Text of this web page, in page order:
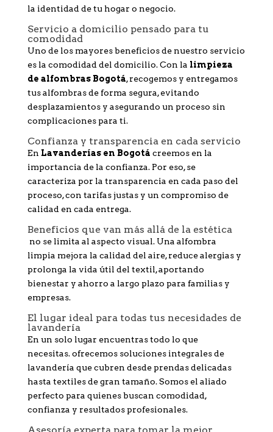
la identidad de tu hogar o negocio.
Servicio a domicilio pensado para tu
comodidad
Uno de los mayores beneficios de nuestro servicio
es la comodidad del domicilio. Con la limpieza
de alfombras Bogotá, recogemos y entregamos
tus alfombras de forma segura, evitando
desplazamientos y asegurando un proceso sin
complicaciones para ti.
Confianza y transparencia en cada servicio
En Lavanderías en Bogotá creemos en la
importancia de la confianza. Por eso, se
caracteriza por la transparencia en cada paso del
proceso, con tarifas justas y un compromiso de
calidad en cada entrega.
Beneficios que van más allá de la estética
no se limita al aspecto visual. Una alfombra
limpia mejora la calidad del aire, reduce alergias y
prolonga la vida útil del textil, aportando
bienestar y ahorro a largo plazo para familias y
empresas.
El lugar ideal para todas tus necesidades de
lavandería
En un solo lugar encuentras todo lo que
necesitas. ofrecemos soluciones integrales de
lavandería que cubren desde prendas delicadas
hasta textiles de gran tamaño. Somos el aliado
perfecto para quienes buscan comodidad,
confianza y resultados profesionales.